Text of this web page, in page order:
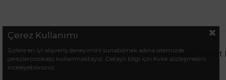
© 2024 .arminetrend.com.tr. Sembol Mağazacılık Ticaret
Saklıdır.
Çerez Kullanımı
Sizlere en iyi alışveriş deneyimini sunabilmek adına sitemizde
çerezler(cookies) kullanmaktayız. Detaylı bilgi için Kvkk sözleşmesini
inceleyebilirsiniz.